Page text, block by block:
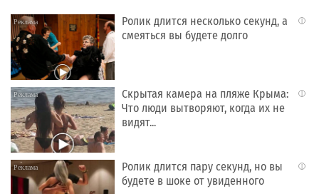
i
Ролик длится несколько секунд, а
смеяться вы будете долго
i
Скрытая камера на пляже Крыма:
Что люди вытворяют, когда их не
видят...
i
Ролик длится пару секунд, но вы
будете в шоке от увиденного